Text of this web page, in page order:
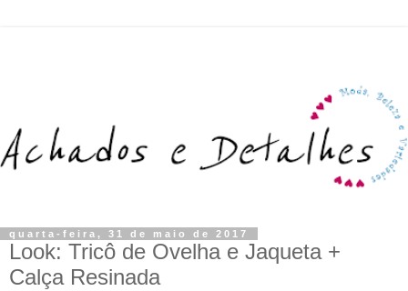
quarta-feira, 31 de maio de 2017
Look: Tricô de Ovelha e Jaqueta +
Calça Resinada